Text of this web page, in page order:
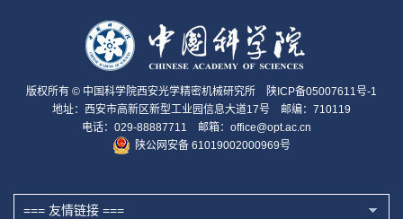
版权所有 © 中国科学院西安光学精密机械研究所
陕ICP备05007611号-1
地址：西安市高新区新型工业园信息大道17号 邮编：710119
电话：029-88887711 邮箱：office@opt.ac.cn
陕公网安备 61019002000969号
=== 友情链接 ===